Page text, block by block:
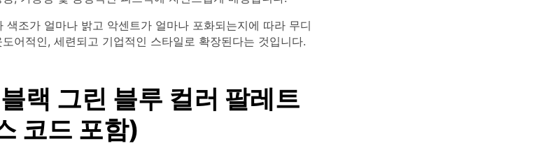
색조가 얼마나 밝고 악센트가 얼마나 포화되는지에 따라 무디
어적인, 세련되고 기업적인 스타일로 확장된다는 것입니다.
랙 그린 블루 컬러 팔레트
코드 포함)